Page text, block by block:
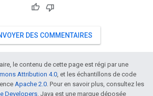
DES COMMENTAIRES
le contenu de cette page est régi par une
Attribution 4.0, et les échantillons de code
Apache 2.0. Pour en savoir plus, consultez les
Developers. Java est une marque déposée